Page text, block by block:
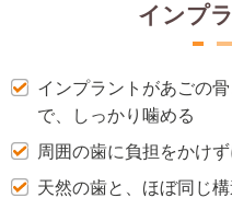
インプ
インプラントがあごの
で、しっかり噛める
周囲の歯に負担をかけ
天然の歯と、ほぼ同じ